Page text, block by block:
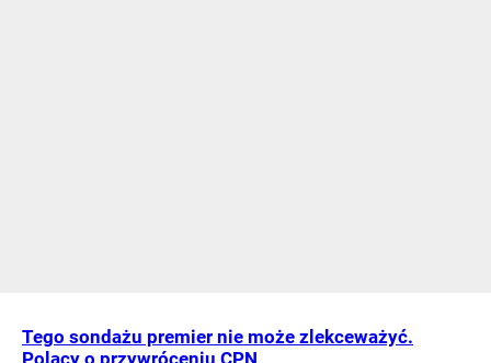
Tego sondażu premier nie może zlekceważyć.